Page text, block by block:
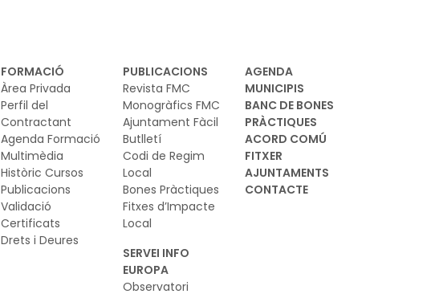
la seguretat digital de la Unió. El pla es basa en
el marc regulador europeu sobre IA i
ciberseguretat i vol garantir que els nous
models d’IA es desenvolupin i s’utilitzin de
manera segura
FORMACIÓ
Àrea Privada
Perfil del
Contractant
Agenda Formació
Multimèdia
Històric Cursos
Publicacions
Validació
Certificats
Drets i Deures
PUBLICACIONS
Revista FMC
Monogràfics FMC
Ajuntament Fàcil
Butlletí
Codi de Regim
Local
Bones Pràctiques
Fitxes d’Impacte
Local
SERVEI INFO
EUROPA
Observatori
AGENDA
MUNICIPIS
BANC DE BONES
PRÀCTIQUES
ACORD COMÚ
FITXER
AJUNTAMENTS
CONTACTE